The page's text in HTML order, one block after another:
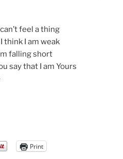
feel a thing
think I am weak
falling short
say that I am Yours
Print